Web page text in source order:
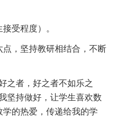
受程度）。
，坚持教研相结合，不断
之者，好之者不如乐之
坚持做好，让学生喜欢数
的热爱，传递给我的学